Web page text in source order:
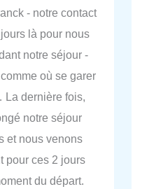
- notre contact
là pour nous
notre séjour -
où se garer
dernière fois,
notre séjour
et nous venons
pour ces 2 jours
du départ.